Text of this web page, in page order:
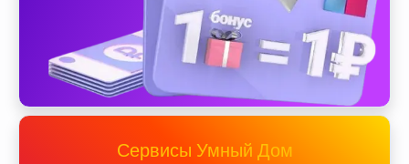
Сервисы Умный Дом